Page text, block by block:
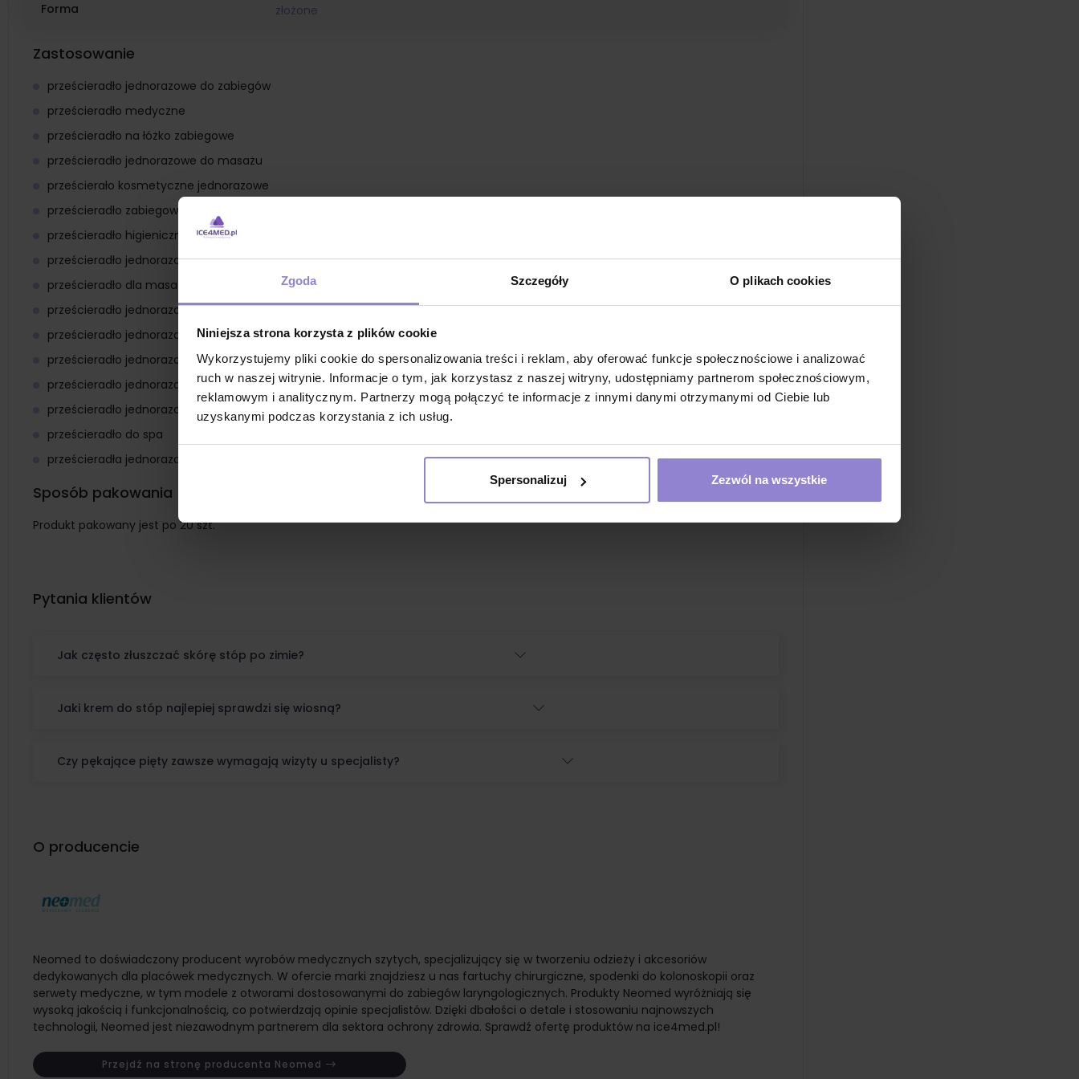
Zgoda Szczegóły O plikach cookies
Niniejsza strona korzysta z plików cookie
Wykorzystujemy pliki cookie do spersonalizowania treści i reklam, aby oferować funkcje społecznościowe i analizować
ruch w naszej witrynie. Informacje o tym, jak korzystasz z naszej witryny, udostępniamy partnerom społecznościowym,
reklamowym i analitycznym. Partnerzy mogą połączyć te informacje z innymi danymi otrzymanymi od Ciebie lub
uzyskanymi podczas korzystania z ich usług.
Spersonalizuj Zezwól na wszystkie
Forma złożone
Zastosowanie
prześcieradło jednorazowe do zabiegów
prześcieradło medyczne
prześcieradło na łóżko zabiegowe
prześcieradło jednorazowe do masażu
prześcierało kosmetyczne jednorazowe
prześcieradło zabiegowe
prześcieradło higieniczne do procedur medycznych
prześcieradło jednorazowe do badania pacjenta
prześcieradło dla masażysty
prześcieradło jednorazowe do zabiegów pielęgnacyjnych
prześcieradło jednorazowe do depilacji
prześcieradło jednorazowe do pielęgnacji ciała i modelowania sylwetki
prześcieradło jednorazowe do rehabilitacji
prześcieradło jednorazowe na kozetkę lekarską
prześcieradło do spa
prześcieradła jednorazowe do gabinetów lekarskich
Sposób pakowania
Produkt pakowany jest po 20 szt.
Pytania klientów
Jak często złuszczać skórę stóp po zimie?
Jaki krem do stóp najlepiej sprawdzi się wiosną?
Czy pękające pięty zawsze wymagają wizyty u specjalisty?
O producencie
Neomed to doświadczony producent wyrobów medycznych szytych, specjalizujący się w tworzeniu odzieży i akcesoriów
dedykowanych dla placówek medycznych. W ofercie marki znajdziesz u nas fartuchy chirurgiczne, spodenki do kolonoskopii oraz
serwety medyczne, w tym modele z otworami dostosowanymi do zabiegów laryngologicznych. Produkty Neomed wyróżniają się
wysoką jakością i funkcjonalnością, co potwierdzają opinie specjalistów. Dzięki dbałości o detale i stosowaniu najnowszych
technologii, Neomed jest niezawodnym partnerem dla sektora ochrony zdrowia. Sprawdź ofertę produktów na ice4med.pl!
Przejdź na stronę producenta Neomed